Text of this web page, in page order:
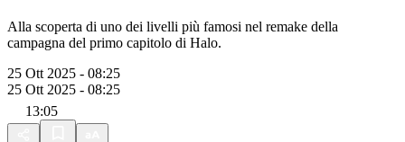
Alla scoperta di uno dei livelli più famosi nel remake della
campagna del primo capitolo di Halo.
25 Ott 2025 - 08:25
25 Ott 2025 - 08:25
13:05